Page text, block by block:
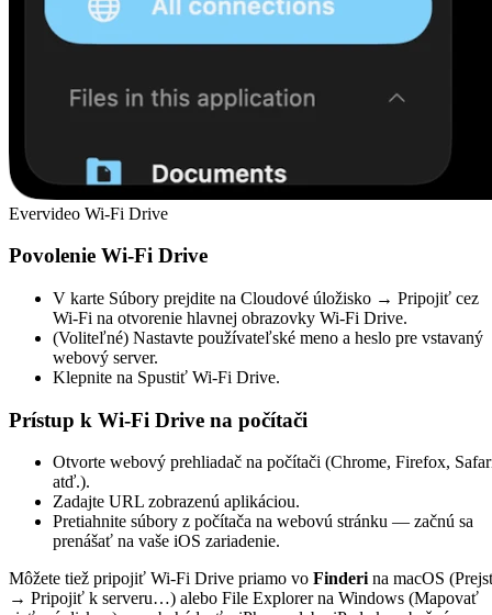
Evervideo Wi-Fi Drive
Povolenie Wi-Fi Drive
V karte Súbory prejdite na Cloudové úložisko → Pripojiť cez
Wi-Fi na otvorenie hlavnej obrazovky Wi-Fi Drive.
(Voliteľné) Nastavte používateľské meno a heslo pre vstavaný
webový server.
Klepnite na Spustiť Wi-Fi Drive.
Prístup k Wi-Fi Drive na počítači
Otvorte webový prehliadač na počítači (Chrome, Firefox,
atď.).
Zadajte URL zobrazenú aplikáciou.
Pretiahnite súbory z počítača na webovú stránku — začnú sa
prenášať na vaše iOS zariadenie.
Môžete tiež pripojiť Wi-Fi Drive priamo vo Finderina macOS
→ Pripojiť k serveru…) alebo File Explorer na Windows (Mapovať